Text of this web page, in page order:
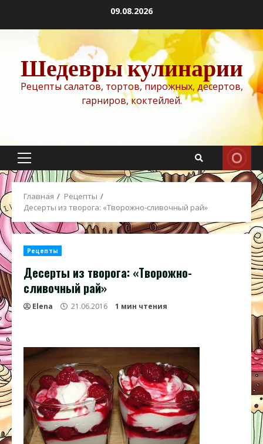
содержимому
09.08.2026
Шедевры кулинарии
Рецепты салатов, тортов, пирожных, десертов,
гарниров, коктейлей.
Основное
меню
Главная
Рецепты
Десерты из творога: «Творожно-сливочный рай»
Рецепты
Десерты из творога: «Творожно-
сливочный рай»
Elena 21.06.2016 1 мин чтения